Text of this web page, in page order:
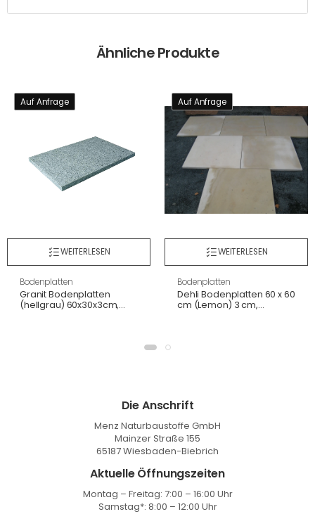
Ähnliche Produkte
Auf Anfrage
WEITERLESEN
Bodenplatten
Granit Bodenplatten
(hellgrau) 60x30x3cm,
Auf Anfrage
WEITERLESEN
Bodenplatten
Dehli Bodenplatten 60 x 60
cm (Lemon) 3 cm,
Die Anschrift
Menz Naturbaustoffe GmbH
Mainzer Straße 155
65187 Wiesbaden-Biebrich
Aktuelle Öffnungszeiten
Montag – Freitag: 7:00 – 16:00 Uhr
Samstag*: 8:00 – 12:00 Uhr